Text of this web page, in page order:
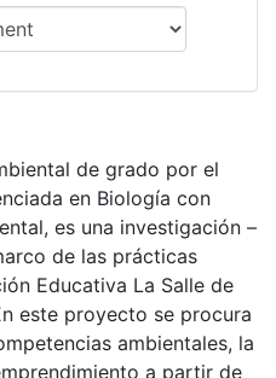
de grado por el
en Biología con
es una investigación –
de las prácticas
Educativa La Salle de
este proyecto se procura
ambientales, la
a partir de